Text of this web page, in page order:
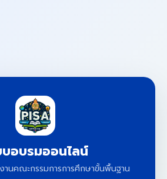
บอบรมออนไลน์
านคณะกรรมการการศึกษาขั้นพื้นฐาน